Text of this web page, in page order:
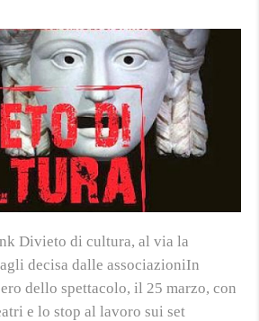
Divieto di cultura, al via la
decisa dalle associazioniIn
dello spettacolo, il 25 marzo, con
e lo stop al lavoro sui set